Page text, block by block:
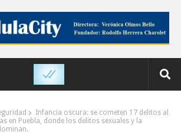
Infancia oscura: se cometen 17 delitos al
en Puebla, donde los delitos sexuales y la